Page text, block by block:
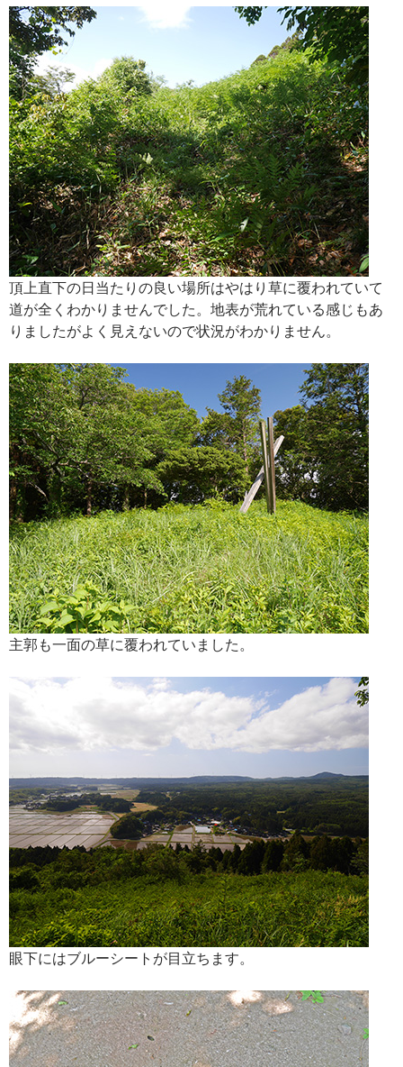
頂上直下の日当たりの良い場所はやはり草に覆われていて
道が全くわかりませんでした。地表が荒れている感じもあ
りましたがよく見えないので状況がわかりません。
主郭も一面の草に覆われていました。
眼下にはブルーシートが目立ちます。